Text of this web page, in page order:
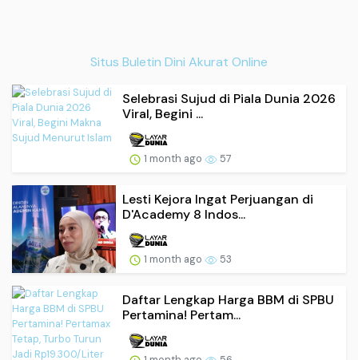
Situs Buletin Dini Akurat Online
Selebrasi Sujud di Piala Dunia 2026
Viral, Begini ...
1 month ago 57
Lesti Kejora Ingat Perjuangan di
D'Academy 8 Indos...
1 month ago 53
Daftar Lengkap Harga BBM di SPBU
Pertamina! Pertam...